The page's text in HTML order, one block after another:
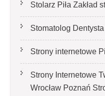
Stolarz Piła Zakład
Stomatolog Dentysta
Strony internetowe
Strony Internetowe
Wrocław Poznań